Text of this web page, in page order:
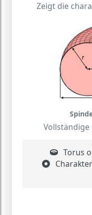
Zeigt die
Torus